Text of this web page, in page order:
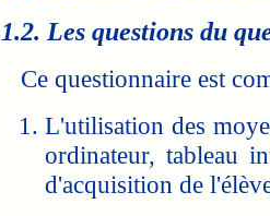
1.2. Les questions du
Ce questionnaire est
L'utilisation des
ordinateur, tableau
d'acquisition de